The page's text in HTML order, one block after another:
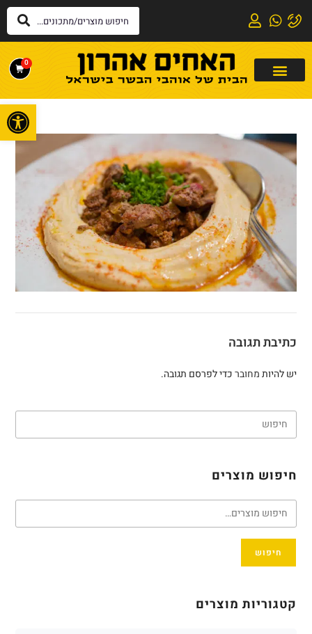
0
כתיבת תגובה
יש להיותמחוברכדי לפרסם תגובה.
חיפוש מוצרים
חיפוש
קטגוריות מוצרים